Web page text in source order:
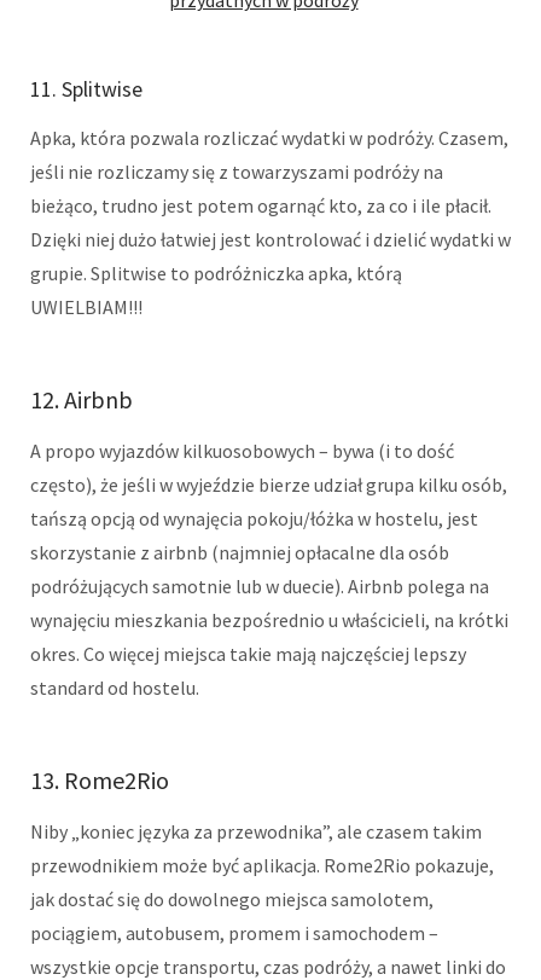
11. Splitwise
Apka, która pozwala rozliczać wydatki w podróży. Czasem,
jeśli nie rozliczamy się z towarzyszami podróży na
bieżąco, trudno jest potem ogarnąć kto, za co i ile płacił.
Dzięki niej dużo łatwiej jest kontrolować i dzielić wydatki w
grupie. Splitwise to podróżniczka apka, którą
UWIELBIAM!!!
12. Airbnb
A propo wyjazdów kilkuosobowych – bywa (i to dość
często), że jeśli w wyjeździe bierze udział grupa kilku osób,
tańszą opcją od wynajęcia pokoju/łóżka w hostelu, jest
skorzystanie z airbnb (najmniej opłacalne dla osób
podróżujących samotnie lub w duecie). Airbnb polega na
wynajęciu mieszkania bezpośrednio u właścicieli, na krótki
okres. Co więcej miejsca takie mają najczęściej lepszy
standard od hostelu.
13. Rome2Rio
Niby „koniec języka za przewodnika”, ale czasem takim
przewodnikiem może być aplikacja. Rome2Rio pokazuje,
jak dostać się do dowolnego miejsca samolotem,
pociągiem, autobusem, promem i samochodem –
wszystkie opcje transportu, czas podróży, a nawet linki do